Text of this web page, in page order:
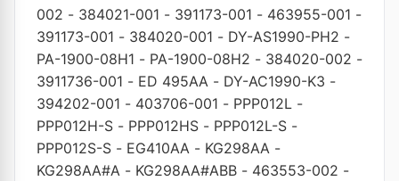
002 - 384021-001 - 391173-001 - 463955-001 -
391173-001 - 384020-001 - DY-AS1990-PH2 -
PA-1900-08H1 - PA-1900-08H2 - 384020-002 -
3911736-001 - ED 495AA - DY-AC1990-K3 -
394202-001 - 403706-001 - PPP012L -
PPP012H-S - PPP012HS - PPP012L-S -
PPP012S-S - EG410AA - KG298AA -
KG298AA#A - KG298AA#ABB - 463553-002 -